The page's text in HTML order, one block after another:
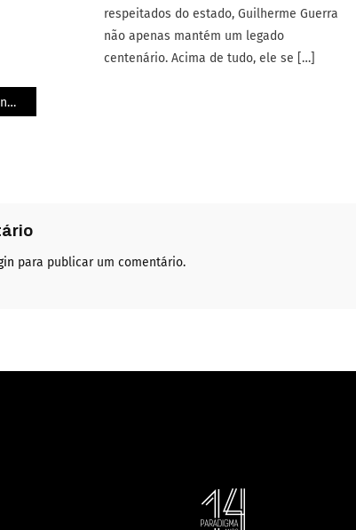
respeitados do estado, Guilherme Guerra
não apenas mantém um legado
centenário. Acima de tudo, ele se […]
para publicar um comentário.